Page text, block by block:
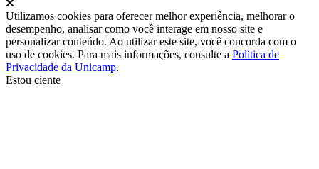
Utilizamos cookies para oferecer melhor experiência, melhorar o
desempenho, analisar como você interage em nosso site e
personalizar conteúdo. Ao utilizar este site, você concorda com o
uso de cookies. Para mais informações, consulte a Política de
Privacidade da Unicamp.
Estou ciente